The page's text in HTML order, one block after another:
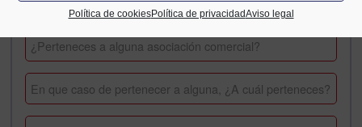
Política de cookiesPolítica de privacidadAviso legal